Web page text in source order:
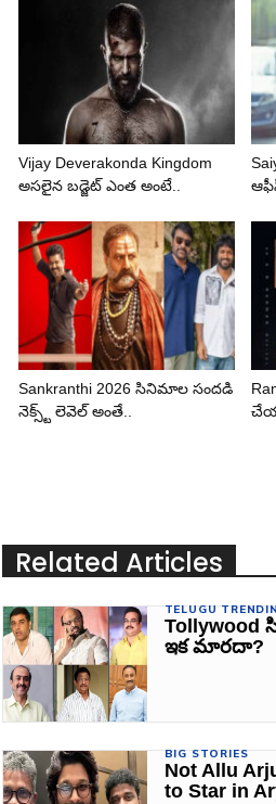
Vijay Deverakonda Kingdom
అసలైన బడ్జెట్ ఎంత అంటే..
Sankranthi 2026 సినిమాల సందడి
నెక్స్ట్ లెవెల్ అంతే..
Related Articles
TELUGU
Tollywood
ఇక మారదా?
BIG STORIES
Not Allu
to Star in